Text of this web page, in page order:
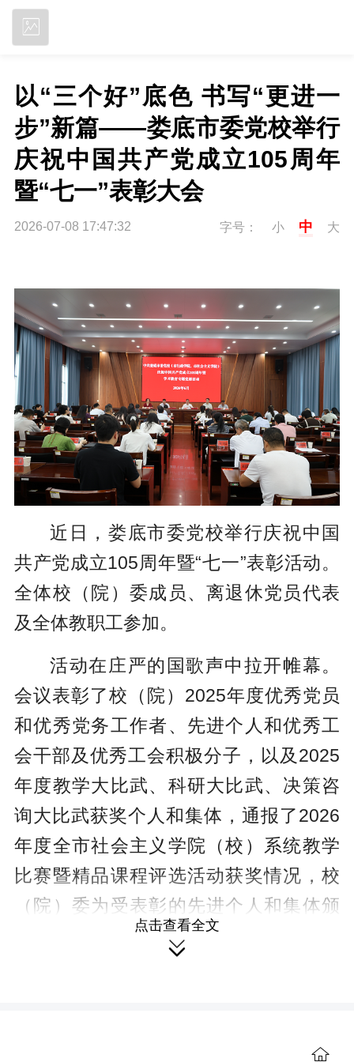
以“三个好”底色 书写“更进一
步”新篇——娄底市委党校举行
庆祝中国共产党成立105周年
暨“七一”表彰大会
2026-07-08 17:47:32 字号： 小 中 大
近日，娄底市委党校举行庆祝中国
共产党成立105周年暨“七一”表彰活动。
全体校（院）委成员、离退休党员代表
及全体教职工参加。
活动在庄严的国歌声中拉开帷幕。
会议表彰了校（院）2025年度优秀党员
和优秀党务工作者、先进个人和优秀工
会干部及优秀工会积极分子，以及2025
年度教学大比武、科研大比武、决策咨
询大比武获奖个人和集体，通报了2026
年度全市社会主义学院（校）系统教学
比赛暨精品课程评选活动获奖情况，校
（院）委为受表彰的先进个人和集体颁
点击查看全文
